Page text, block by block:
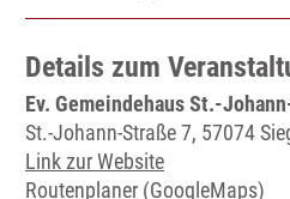
Details zum
Ev. Gemeindehaus St.-
St.-Johann-Straße 7, 57074
Link zur Website
Routenplaner (GoogleMaps)